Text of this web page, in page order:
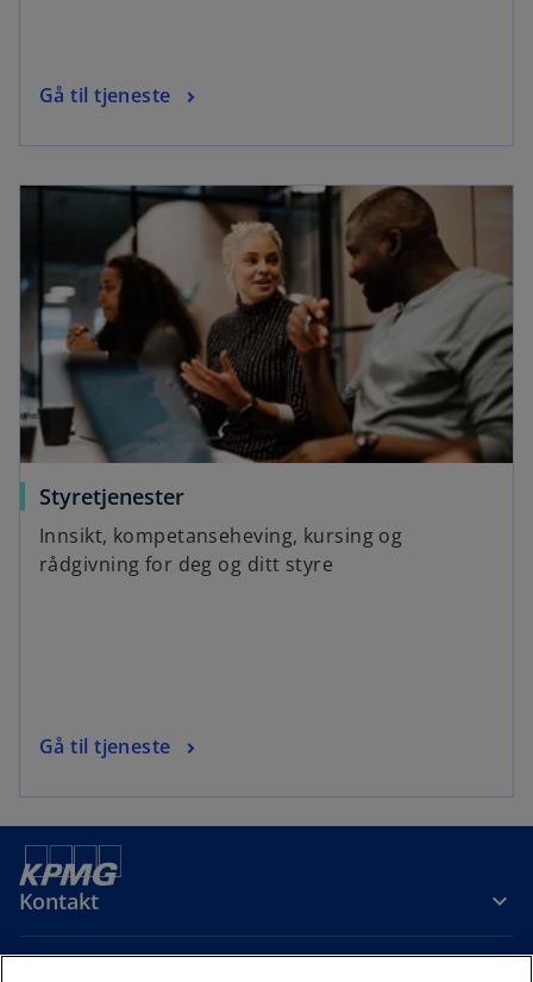
Gå til tjeneste
Styretjenester
Innsikt, kompetanseheving, kursing og
rådgivning for deg og ditt styre
Gå til tjeneste
Kontakt